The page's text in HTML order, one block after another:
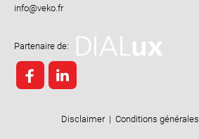
Partenaire de:
Disclaimer | Conditions générales